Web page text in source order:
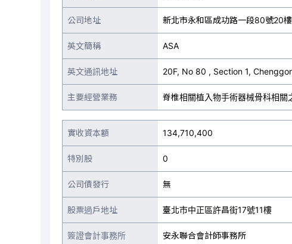
公司地址 新北市永和區成功路一段80號20樓
英文簡稱 ASA
英文通訊地址 20F, No 80 , Section 1,
主要經營業務 脊椎相關植入物手術器械骨科相關
實收資本額 134,710,400
特別股 0
公司債發行 無
股票過戶地址 臺北市中正區許昌街17號11樓
簽證會計事務所 安永聯合會計師事務所